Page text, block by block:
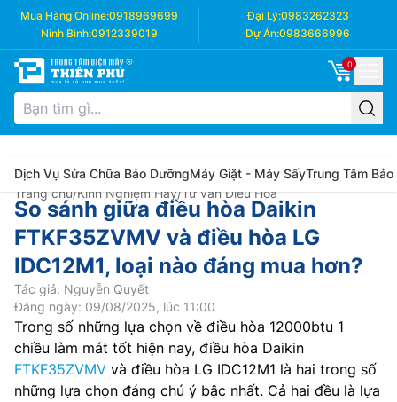
Mua Hàng Online:0918969699 Đại Lý:0983262323
Ninh Bình:0912339019 Dự Án:0983666996
0
Dịch Vụ Sửa Chữa Bảo DưỡngMáy Giặt - Máy SấyTrung Tâm Bảo
Trang chủ/Kinh Nghiệm Hay/Tư vấn Điều Hòa
So sánh giữa điều hòa Daikin
FTKF35ZVMV và điều hòa LG
IDC12M1, loại nào đáng mua hơn?
Tác giả: Nguyễn Quyết
Đăng ngày: 09/08/2025, lúc 11:00
Trong số những lựa chọn về điều hòa 12000btu 1
chiều làm mát tốt hiện nay, điều hòa Daikin
FTKF35ZVMV và điều hòa LG IDC12M1 là hai trong số
những lựa chọn đáng chú ý bậc nhất. Cả hai đều là lựa